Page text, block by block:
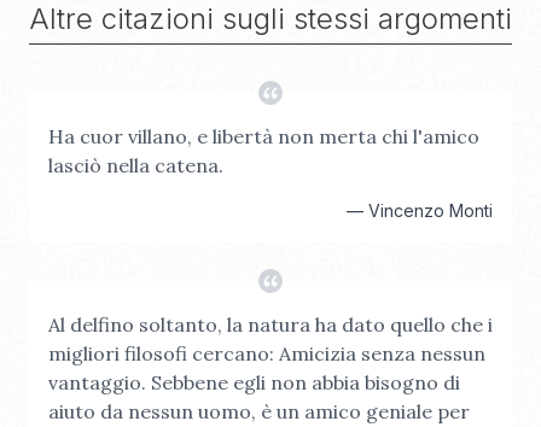
Altre citazioni sugli stessi argomenti
Ha cuor villano, e libertà non merta chi l'amico
lasciò nella catena.
— Vincenzo Monti
Al delfino soltanto, la natura ha dato quello che i
migliori filosofi cercano: Amicizia senza nessun
vantaggio. Sebbene egli non abbia bisogno di
aiuto da nessun uomo, è un amico geniale per